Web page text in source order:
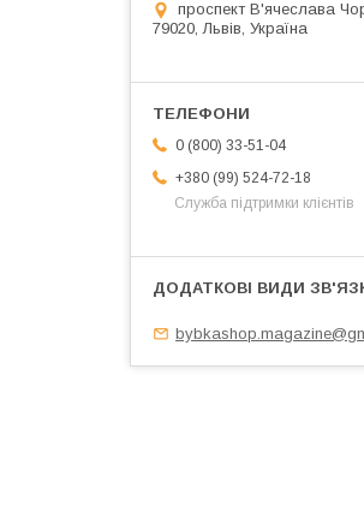
проспект В'ячеслава
79020, Львів, Україна
0 (800) 33-51-04
+380 (99) 524-72-18
Служба підтримки клієнтів